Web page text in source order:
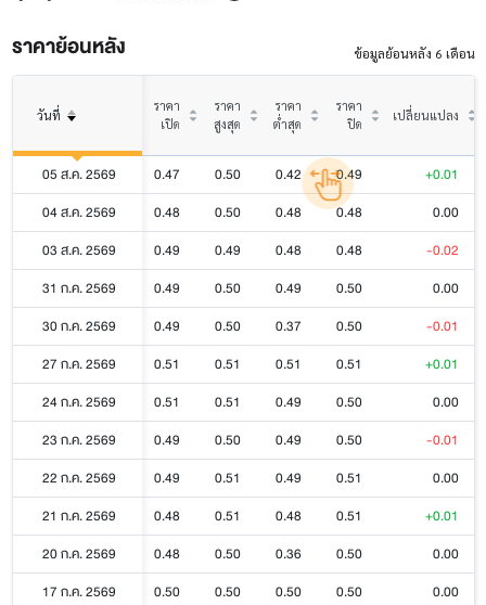
ราคาย้อนหลัง ข้อมูลย้อนหลัง 6 เดือน
วันที่
ราคา
เปิด
ราคา
สูงสุด
ราคา
ต่ำสุด
ราคา
ปิด
เปลี่ยนแปลง
05 ส.ค. 2569 0.47 0.50 0.42 0.49
+0.01
04 ส.ค. 2569
0.48 0.50 0.48 0.48
0.00
03 ส.ค. 2569
0.49 0.49 0.48 0.48
-0.02
31 ก.ค. 2569
0.49 0.50 0.49 0.50
0.00
30 ก.ค. 2569
0.49 0.50 0.37 0.50
-0.01
27 ก.ค. 2569
0.51 0.51 0.51 0.51
+0.01
24 ก.ค. 2569
0.51 0.51 0.49 0.50
0.00
23 ก.ค. 2569
0.49 0.50 0.49 0.50
-0.01
22 ก.ค. 2569
0.49 0.51 0.49 0.51
0.00
21 ก.ค. 2569
0.48 0.51 0.48 0.51
+0.01
20 ก.ค. 2569
0.48 0.50 0.36 0.50
0.00
17 ก.ค. 2569
0.50 0.50 0.50 0.50
0.00